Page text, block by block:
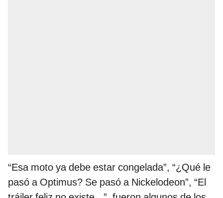
“Esa moto ya debe estar congelada”, “¿Qué le
pasó a Optimus? Se pasó a Nickelodeon”, “El